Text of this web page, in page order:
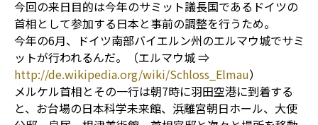
今回の来日目的は今年のサミット議長国であるドイツの
首相として参加する日本と事前の調整を行うため。
今年の6月、ドイツ南部バイエルン州のエルマウ城でサミ
ットが行われるんだ。（エルマウ城 ⇒
http://de.wikipedia.org/wiki/Schloss_Elmau）
メルケル首相とその一行は朝7時に羽田空港に到着する
と、お台場の日本科学未来館、浜離宮朝日ホール、大使